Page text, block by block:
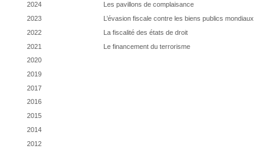
2024
2023
2022
2021
2020
2019
2017
2016
2015
2014
2012
Les pavillons de complaisance
L’évasion fiscale contre les biens publics mondiaux
La fiscalité des états de droit
Le financement du terrorisme